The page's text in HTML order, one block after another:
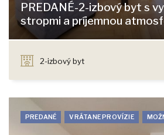
PREDANÉ-2-izbový byt s
stropmi a príjemnou
2-izbový byt
PREDANÉ VRÁTANE PROVÍZIE